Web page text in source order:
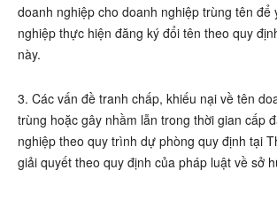
doanh nghiệp cho doanh nghiệp trùng tên để
nghiệp thực hiện đăng ký đổi tên theo quy
này.
3. Các vấn đề tranh chấp, khiếu nại về tên
trùng hoặc gây nhầm lẫn trong thời gian cấp
nghiệp theo quy trình dự phòng quy định tại
giải quyết theo quy định của pháp luật về sở